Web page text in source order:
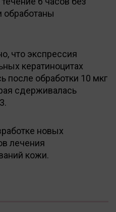
обработаны
что экспрессия
кератиноцитах
после обработки 10 мкг
сдерживалась
новых
лечения
кожи.